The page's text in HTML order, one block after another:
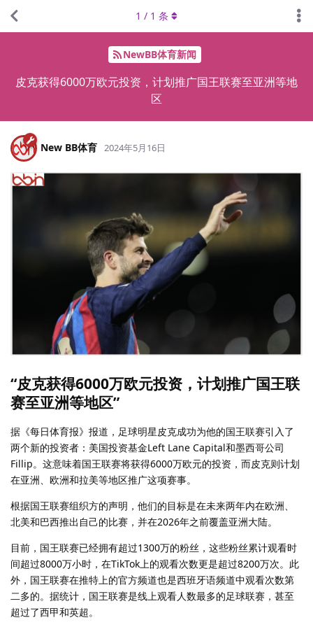
NewBB体育新闻
皮克获得6000万欧元投资，计划推广国王联赛至亚洲等地
区
1 / 1 条
New BB体育 2024年5月16日
“皮克获得6000万欧元投资，计划推广国王联
赛至亚洲等地区”
据《每日体育报》报道，足球明星皮克成功为他的国王联赛引入了
两个新的投资者：美国投资基金Left Lane Capital和墨西哥公司
Fillip。这意味着国王联赛将获得6000万欧元的投资，而皮克则计划
在亚洲、欧洲和拉美等地区推广这项赛事。
根据国王联赛组织方的声明，他们的目标是在未来两年内在欧洲、
北美和巴西推出自己的比赛，并在2026年之前覆盖亚洲大陆。
目前，国王联赛已经拥有超过1300万的粉丝，这些粉丝累计观看时
间超过8000万小时，在TikTok上的观看次数更是超过8200万次。此
外，国王联赛在推特上的官方频道也是西班牙语频道中观看次数第
二多的。据统计，国王联赛是线上观看人数最多的足球联赛，甚至
超过了西甲和英超。